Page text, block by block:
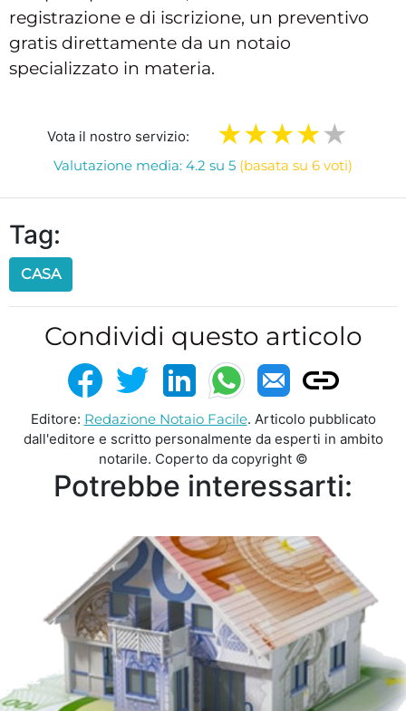
registrazione e di iscrizione, un preventivo
gratis direttamente da un notaio
specializzato in materia.
Vota il nostro servizio:
Valutazione media: 4.2 su 5 (basata su 6 voti)
Tag:
CASA
Condividi questo articolo
Editore: Redazione Notaio Facile. Articolo pubblicato
dall'editore e scritto personalmente da esperti in ambito
notarile. Coperto da copyright ©
Potrebbe interessarti: